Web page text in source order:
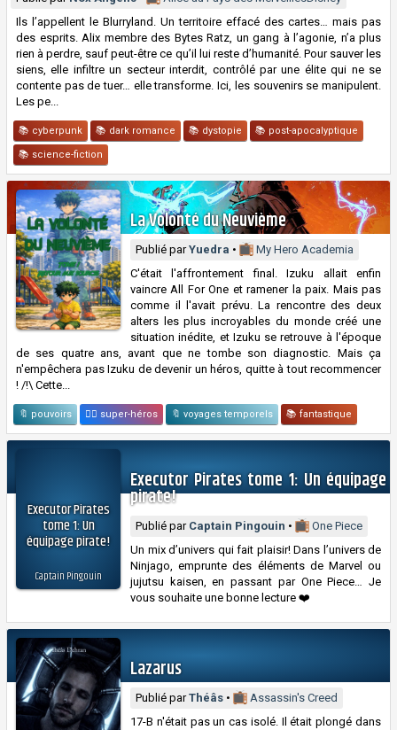
Ils l’appellent le Blurryland. Un territoire effacé des cartes… mais pas
des esprits. Alix membre des Bytes Ratz, un gang à l’agonie, n’a plus
rien à perdre, sauf peut-être ce qu’il lui reste d’humanité. Pour sauver les
siens, elle infiltre un secteur interdit, contrôlé par une élite qui ne se
contente pas de tuer… elle transforme. Ici, les souvenirs se manipulent.
Les pe...
📚 cyberpunk 📚 dark romance 📚 dystopie 📚 post-apocalyptique
📚 science-fiction
La Volonté du Neuvième
Publié parYuedra •
My Hero Academia
C'était l'affrontement final. Izuku allait enfin
vaincre All For One et ramener la paix. Mais pas
comme il l'avait prévu. La rencontre des deux
alters les plus incroyables du monde créé une
situation inédite, et Izuku se retrouve à l'époque
de ses quatre ans, avant que ne tombe son diagnostic. Mais ça
n'empêchera pas Izuku de devenir un héros, quitte à tout recommencer
! /!\ Cette...
🔖 pouvoirs 🦸‍♂️ super-héros 🔖 voyages temporels 📚 fantastique
Executor Pirates
tome 1: Un
équipage pirate!
Captain Pingouin
Executor Pirates tome 1: Un équipage
pirate!
Publié par Captain Pingouin •
One Piece
Un mix d’univers qui fait plaisir! Dans l’univers de
Ninjago, emprunte des éléments de Marvel ou
jujutsu kaisen, en passant par One Piece… Je
vous souhaite une bonne lecture ❤️
Lazarus
Publié parThéâs •
Assassin's Creed
17-B n'était pas un cas isolé. Il était plongé dans